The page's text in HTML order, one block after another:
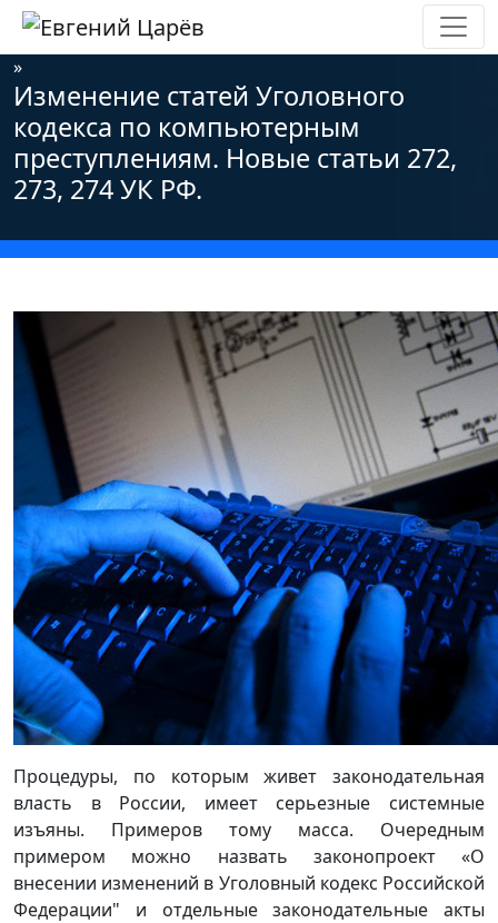
Главная»Новости»Информационная безопасность
»
Изменение статей Уголовного
кодекса по компьютерным
преступлениям. Новые статьи 272,
273, 274 УК РФ.
Процедуры, по которым живет законодательная
власть в России, имеет серьезные системные
изъяны. Примеров тому масса. Очередным
примером можно назвать законопроект «О
внесении изменений в Уголовный кодекс Российской
Федерации" и отдельные законодательные акты